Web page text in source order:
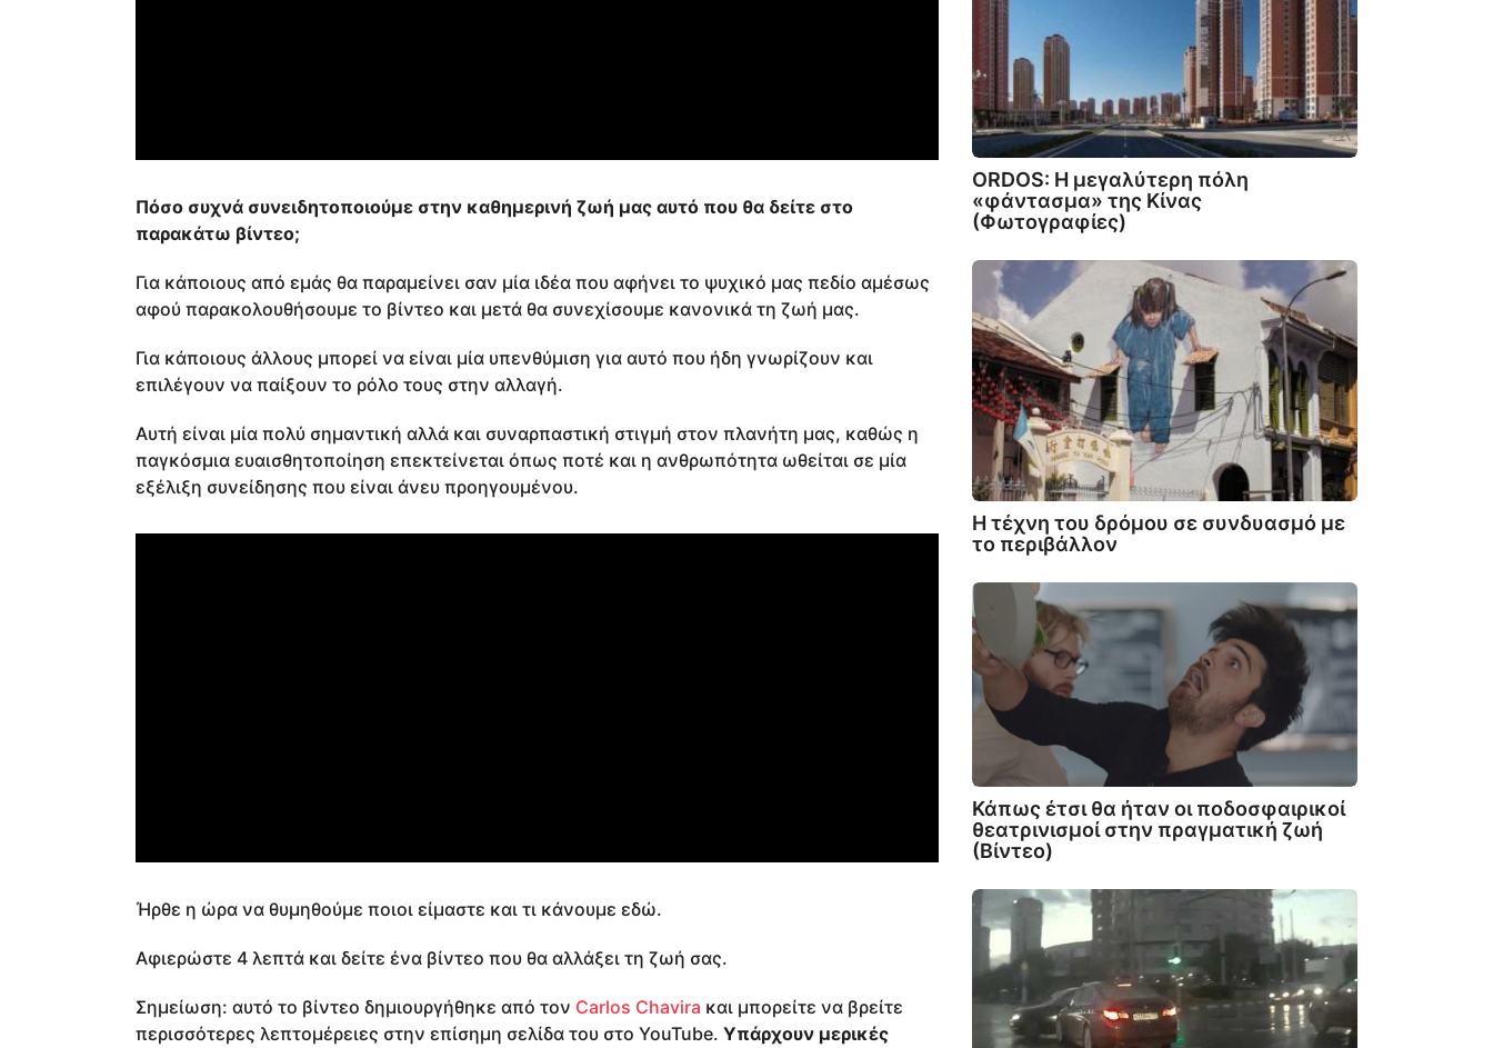
Πόσο συχνά συνειδητοποιούμε στην καθημερινή ζωή μας αυτό που θα δείτε στο
παρακάτω βίντεο;
Για κάποιους από εμάς θα παραμείνει σαν μία ιδέα που αφήνει το ψυχικό μας πεδίο αμέσως
αφού παρακολουθήσουμε το βίντεο και μετά θα συνεχίσουμε κανονικά τη ζωή μας.
Για κάποιους άλλους μπορεί να είναι μία υπενθύμιση για αυτό που ήδη γνωρίζουν και
επιλέγουν να παίξουν το ρόλο τους στην αλλαγή.
Αυτή είναι μία πολύ σημαντική αλλά και συναρπαστική στιγμή στον πλανήτη μας, καθώς η
παγκόσμια ευαισθητοποίηση επεκτείνεται όπως ποτέ και η ανθρωπότητα ωθείται σε μία
εξέλιξη συνείδησης που είναι άνευ προηγουμένου.
Ήρθε η ώρα να θυμηθούμε ποιοι είμαστε και τι κάνουμε εδώ.
Αφιερώστε 4 λεπτά και δείτε ένα βίντεο που θα αλλάξει τη ζωή σας.
Σημείωση: αυτό το βίντεο δημιουργήθηκε από τον Carlos Chavira και μπορείτε να βρείτε
περισσότερες λεπτομέρειες στην επίσημη σελίδα του στο YouTube. Υπάρχουν μερικές
ORDOS: Η μεγαλύτερη πόλη
«φάντασμα» της Κίνας
(Φωτογραφίες)
Η τέχνη του δρόμου σε συνδυασμό με
το περιβάλλον
Κάπως έτσι θα ήταν οι ποδοσφαιρικοί
θεατρινισμοί στην πραγματική ζωή
(Βίντεο)